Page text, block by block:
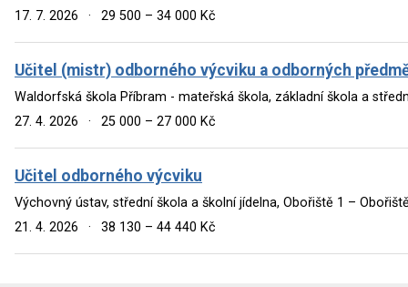
17. 7. 2026
· 29 500 – 34 000 Kč
Učitel (mistr) odborného výcviku a odborných
Waldorfská škola Příbram - mateřská škola, základní škola a
27. 4. 2026
· 25 000 – 27 000 Kč
Učitel odborného výcviku
Výchovný ústav, střední škola a školní jídelna, Obořiště 1 –
21. 4. 2026
· 38 130 – 44 440 Kč